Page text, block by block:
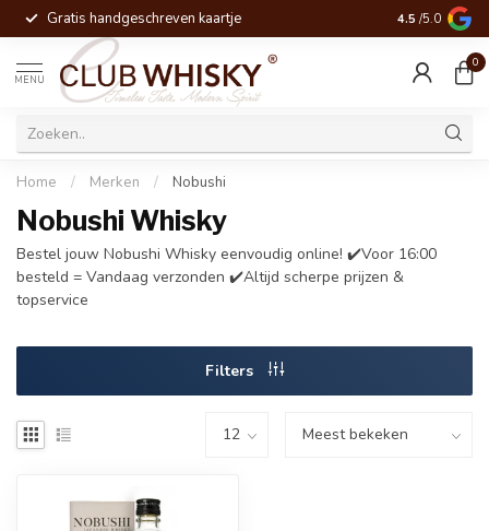
Gratis handgeschreven kaartje Voor 16:00
4.5 /5.0
MENU
0
Home / Merken / Nobushi
Nobushi Whisky
Bestel jouw Nobushi Whisky eenvoudig online! ✔️Voor 16:00
besteld = Vandaag verzonden ✔️Altijd scherpe prijzen &
topservice
Filters